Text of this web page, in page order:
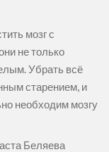
мозг с
не только
Убрать всё
старением, и
необходим мозгу
Беляева